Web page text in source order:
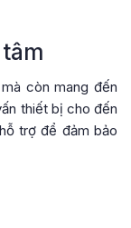
còn mang đến
thiết bị cho đến
trợ để đảm bảo